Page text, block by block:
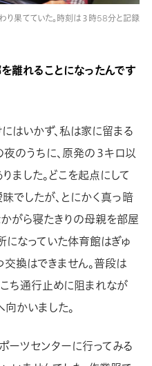
果てていた。時刻は３時58分と記録
離れることになったんです
はいかず、私は家に留まる
のうちに、原発の３キロ以
ました。どこを起点にして
でしたが、とにかく真っ暗
がら寝たきりの母親を部屋
になっていた体育館はぎゅ
交換はできません。普段は
ち通行止めに阻まれなが
かいました。
ーツセンターに行ってみる